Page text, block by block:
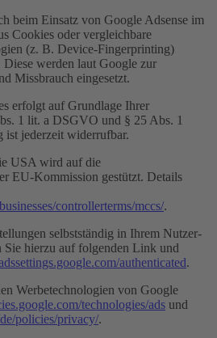
beim Einsatz von Google Adsense im
Cookies oder vergleichbare
(z. B. Device-Fingerprinting)
werden laut Google zur
Missbrauch eingesetzt.
erfolgt auf Grundlage Ihrer
1 lit. a DSGVO und § 25 Abs. 1
jederzeit widerrufbar.
USA wird auf die
EU-Kommission gestützt. Details
controllerterms/mccs/.
selbstständig in Ihrem Nutzer-
Sie hierzu auf folgenden Link und
authenticated.
Werbetechnologien von Google
technologies/ads und
policies/privacy/.